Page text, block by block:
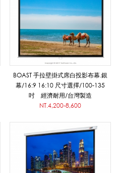
BOAST 手拉壁掛式席白投影布幕.銀
幕/16:9 16:10 尺寸選擇/100-135
吋 經濟耐用/台灣製造
NT.4,200-8,600